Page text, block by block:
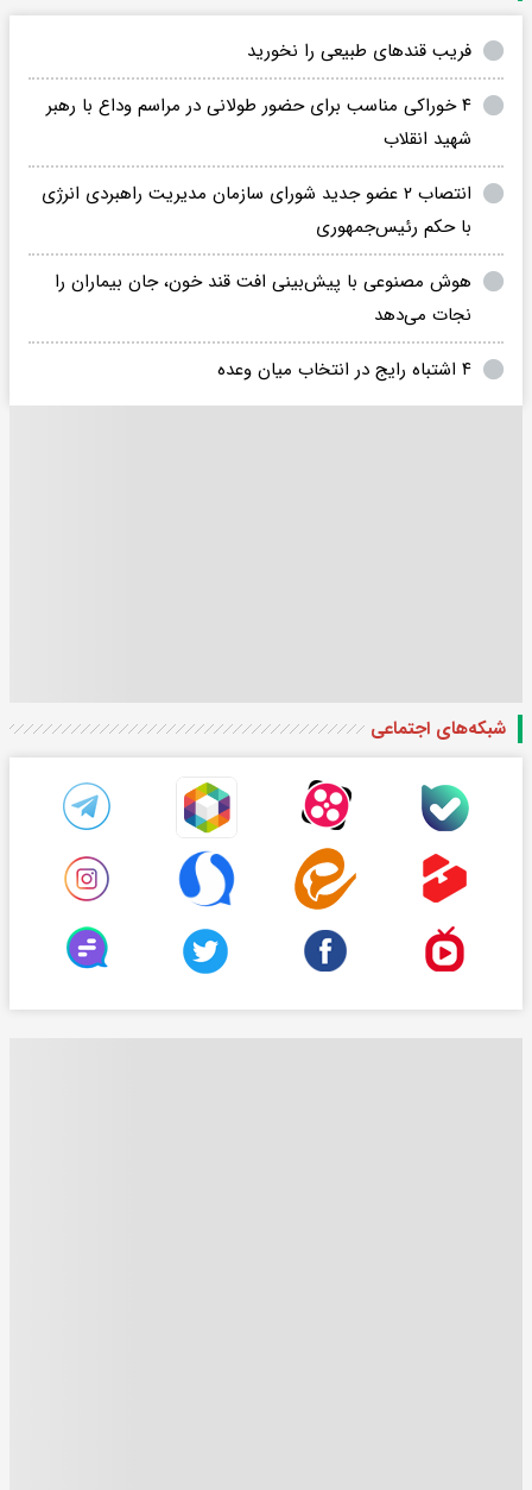
فریب قندهای طبیعی را نخورید
۴ خوراکی‌ مناسب برای حضور طولانی در مراسم وداع با رهبر
شهید انقلاب
انتصاب ۲ عضو جدید شورای سازمان مدیریت راهبردی انرژی
با حکم رئیس‌جمهوری
هوش مصنوعی با پیش‌بینی افت قند خون، جان بیماران را
نجات می‌دهد
۴ اشتباه رایج در انتخاب میان وعده
شبکه‌های اجتماعی